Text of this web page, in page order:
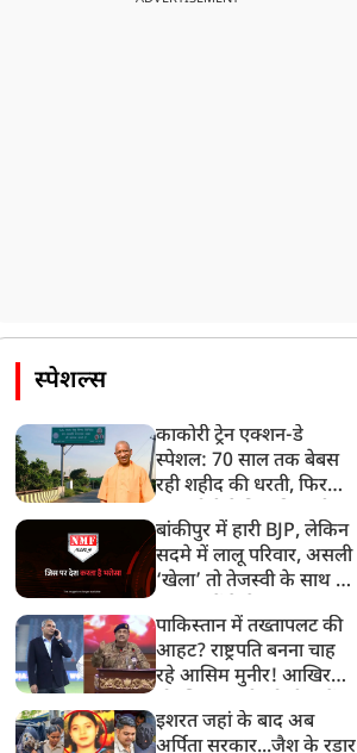
स्पेशल्स
काकोरी ट्रेन एक्शन-डे
स्पेशल: 70 साल तक बेबस
रही शहीद की धरती, फिर
पीढ़ियों का दर्द
बांकीपुर में हारी BJP, लेकिन
सदमे में लालू परिवार, असली
‘खेला’ तो तेजस्वी के साथ हो
पाकिस्तान में तख्तापलट की
आहट? राष्ट्रपति बनना चाह
रहे आसिम मुनीर! आखिर
बनाया मोहरा?
इशरत जहां के बाद अब
अर्पिता सरकार...जैश के रडार